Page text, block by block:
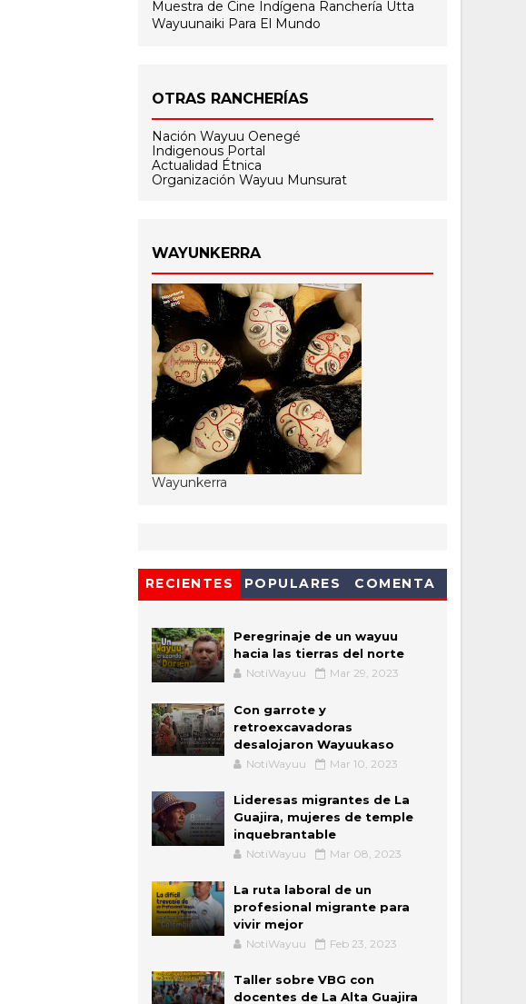
Muestra de Cine Indígena Ranchería Utta
Wayuunaiki Para El Mundo
OTRAS RANCHERÍAS
Nación Wayuu Oenegé
Indigenous Portal
Actualidad Étnica
Organización Wayuu Munsurat
WAYUNKERRA
Wayunkerra
RECIENTES POPULARES COMENTA
Peregrinaje de un wayuu
hacia las tierras del norte
NotiWayuu Mar 29, 2023
Con garrote y
retroexcavadoras
desalojaron Wayuukaso
NotiWayuu Mar 10, 2023
Lideresas migrantes de La
Guajira, mujeres de temple
inquebrantable
NotiWayuu Mar 08, 2023
La ruta laboral de un
profesional migrante para
vivir mejor
NotiWayuu Feb 23, 2023
Taller sobre VBG con
docentes de La Alta Guajira